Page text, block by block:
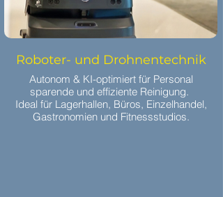
Roboter- und Drohnentechnik
Autonom & KI-optimiert für Personal
sparende und effiziente Reinigung.
Ideal für Lagerhallen, Büros, Einzelhandel,
Gastronomien und Fitnessstudios.